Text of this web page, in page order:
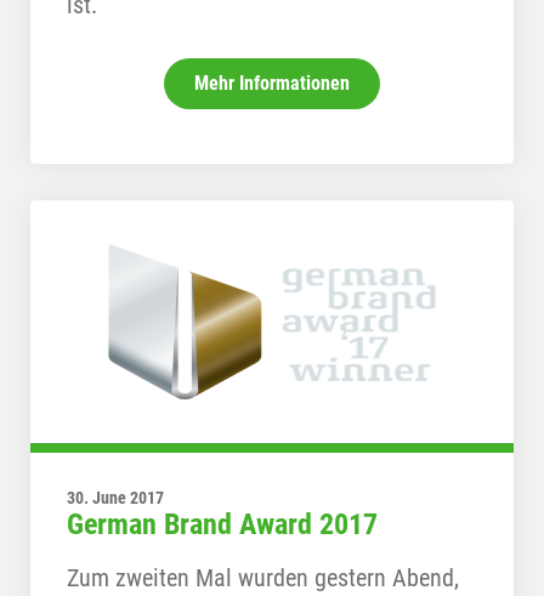
Mehr Informationen
30. June 2017
German Brand Award 2017
Zum zweiten Mal wurden gestern Abend,